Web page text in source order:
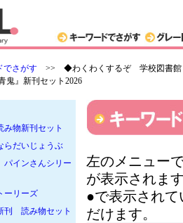
でさがす >> ◆わくわくするぞ 学校図書
鬼』新刊セット2026
全巻セット
ベル
高学年翻訳読み物
高学年読み物セッ
ショップ 化けの
物新刊セット
らだいじょうぶ
インさんシリー
ーリーズ
刊 読み物セット
左のメニュー
が表示されま
●で表示され
だけます。